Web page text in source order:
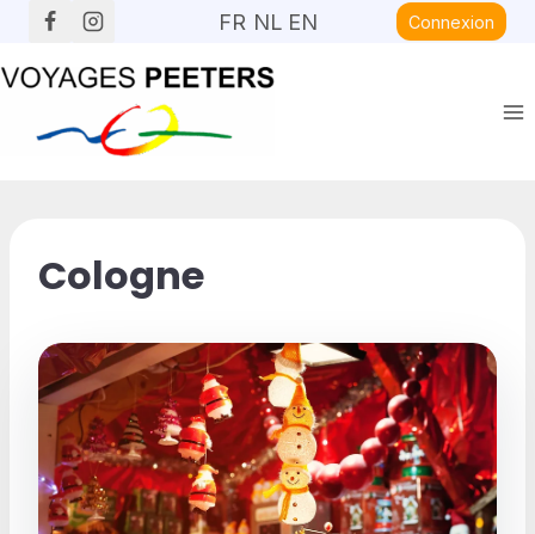
contenu
FR NL EN Connexion
Cologne